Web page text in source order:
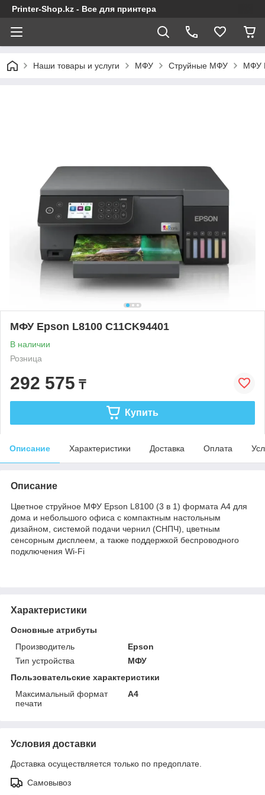
Printer-Shop.kz - Все для принтера
Наши товары и услуги МФУ Струйные МФУ МФУ
МФУ Epson L8100 C11CK94401
В наличии
Розница
292 575 ₸
Купить
Описание Характеристики Доставка Оплата
Описание
Цветное струйное МФУ Epson L8100 (3 в 1) формата А4 для
дома и небольшого офиса с компактным настольным
дизайном, системой подачи чернил (СНПЧ), цветным
сенсорным дисплеем, а также поддержкой беспроводного
подключения Wi-Fi
Характеристики
Основные атрибуты
Производитель
Epson
Тип устройства
МФУ
Пользовательские характеристики
Максимальный формат
печати
А4
Условия доставки
Доставка осуществляется только по предоплате.
Самовывоз